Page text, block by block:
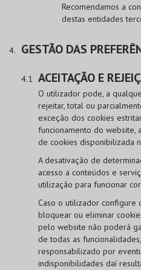
Recomendamos a
destas entidades
GESTÃO DAS
ACEITAÇÃO E
O utilizador pode, a
rejeitar, total ou
exceção dos cookies
funcionamento do website,
de cookies disponibilizada
A desativação de
acesso a conteúdos e
utilização para funcionar
Caso o utilizador configure
bloquear ou eliminar
pelo website não poderá
de todas as
responsabilizado por
indisponibilidades daí